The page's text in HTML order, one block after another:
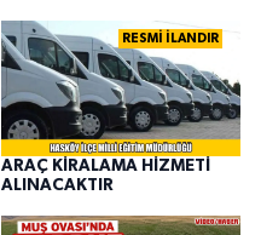
RESMİ İLANDIR
ARAÇ KİRALAMA HİZMETİ
ALINACAKTIR